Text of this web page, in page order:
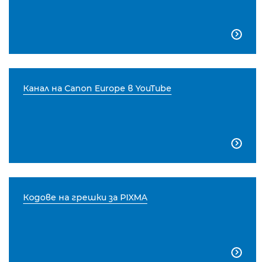

Канал на Canon Europe в YouTube

Кодове на грешки за PIXMA
